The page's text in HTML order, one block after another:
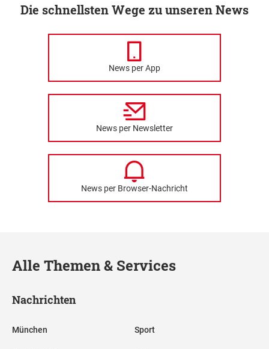
Die schnellsten Wege zu unseren News
News per App
News per Newsletter
News per Browser-Nachricht
Alle Themen & Services
Nachrichten
München Sport